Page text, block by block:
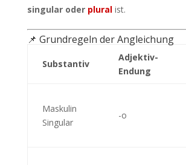
singular oder pluralist.
📌 Grundregeln der Angleichung
Substantiv
Adjektiv-
Endung
Maskulin
Singular
-o